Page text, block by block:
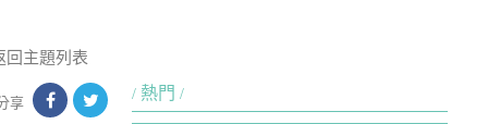
回主題列表
享
熱門